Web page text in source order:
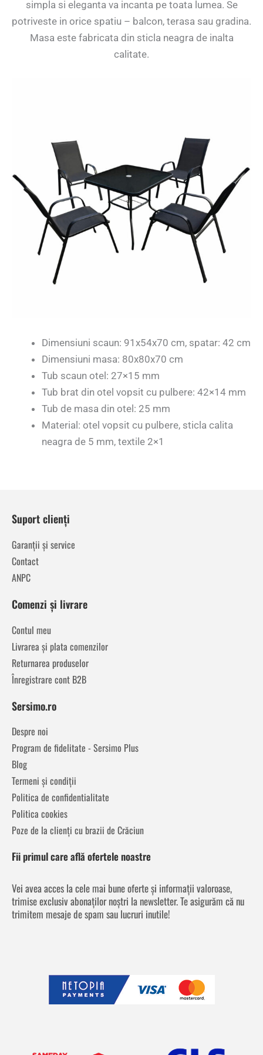
simpla si eleganta va incanta pe toata lumea. Se
potriveste in orice spatiu – balcon, terasa sau gradina.
Masa este fabricata din sticla neagra de inalta
calitate.
Dimensiuni scaun: 91x54x70 cm, spatar: 42 cm
Dimensiuni masa: 80x80x70 cm
Tub scaun otel: 27×15 mm
Tub brat din otel vopsit cu pulbere: 42×14 mm
Tub de masa din otel: 25 mm
Material: otel vopsit cu pulbere, sticla calita
neagra de 5 mm, textile 2×1
Suport clienți
Garanții și service
Contact
ANPC
Comenzi și livrare
Contul meu
Livrarea și plata comenzilor
Returnarea produselor
Înregistrare cont B2B
Sersimo.ro
Despre noi
Program de fidelitate - Sersimo Plus
Blog
Termeni și condiții
Politica de confidentialitate
Politica cookies
Poze de la clienți cu brazii de Crăciun
Fii primul care află ofertele noastre
Vei avea acces la cele mai bune oferte și informații valoroase,
trimise exclusiv abonaților noștri la newsletter. Te asigurăm că nu
trimitem mesaje de spam sau lucruri inutile!